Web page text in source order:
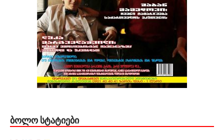
ᲑᲝᲚᲝ ᲡᲢᲐᲢᲘᲔᲑᲘ